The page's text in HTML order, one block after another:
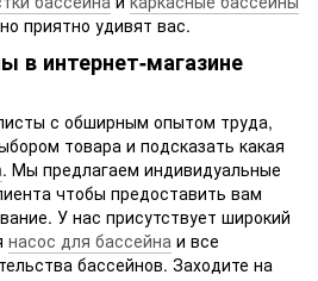
приятно удивят вас.
в интернет-магазине
с обширным опытом труда,
товара и подсказать какая
. Мы предлагаем индивидуальные
чтобы предоставить вам
У нас присутствует широкий
насос для бассейна и все
бассейнов. Заходите на